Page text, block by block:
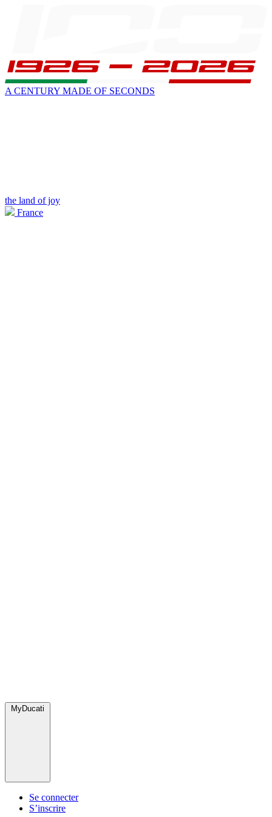
A CENTURY MADE OF SECONDS
the land of joy
France
MyDucati
Se connecter
S’inscrire